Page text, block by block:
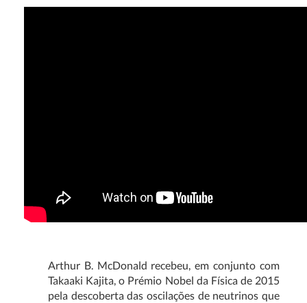
Arthur B. McDonald recebeu, em conjunto com
Takaaki Kajita, o Prémio Nobel da Física de 2015
pela descoberta das oscilações de neutrinos que